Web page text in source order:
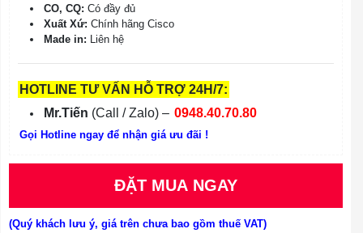
CO, CQ: Có đầy đủ
Xuất Xứ: Chính hãng Cisco
Made in: Liên hệ
HOTLINE TƯ VẤN HỖ TRỢ 24H/7:
Mr.Tiến (Call / Zalo) – 0948.40.70.80
Gọi Hotline ngay để nhận giá ưu đãi !
ĐẶT MUA NGAY
(Quý khách lưu ý, giá trên chưa bao gồm thuế VAT)